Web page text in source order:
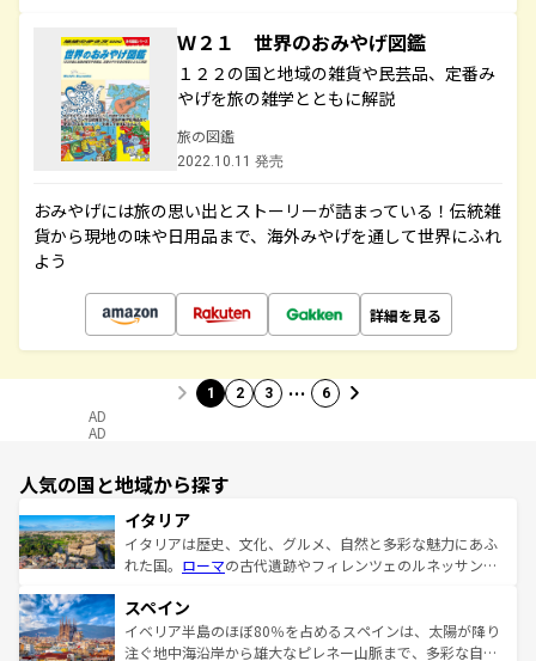
Ｗ２１ 世界のおみやげ図鑑
１２２の国と地域の雑貨や民芸品、定番み
やげを旅の雑学とともに解説
旅の図鑑
2022.10.11 発売
おみやげには旅の思い出とストーリーが詰まっている！伝統雑
貨から現地の味や日用品まで、海外みやげを通して世界にふれ
よう
詳細を見る
1 2 3 … 6
AD
AD
人気の国と地域から探す
イタリア
イタリアは歴史、文化、グルメ、自然と多彩な魅力にあふ
れた国。 ローマの古代遺跡やフィレンツェのルネッサンス
ろん、トスカーナの美しい田園風景やアマルフィ海岸の絶
景など、自然景観も見逃せない。観光の合間には、本場の
ピザやパスタなど、絶品のイタリア料理を堪能することも
スペイン
イベリア半島のほぼ80％を占めるスペインは、太陽が降り
注ぐ地中海沿岸から雄大なピレネー山脈まで、多彩な自然